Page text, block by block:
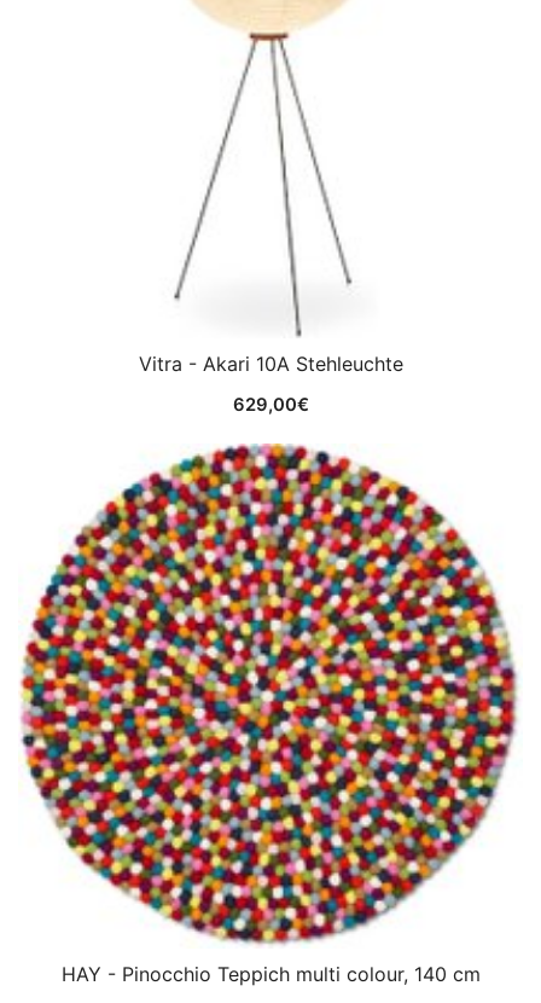
Vitra - Akari 10A Stehleuchte
629,00€
HAY - Pinocchio Teppich multi colour, 140 cm